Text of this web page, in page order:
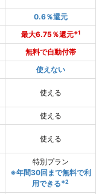
0.6％還元
最大6.75％還元※1
無料で自動付帯
使えない
使える
使える
使える
特別プラン
※年間30回まで無料で利
用できる※2